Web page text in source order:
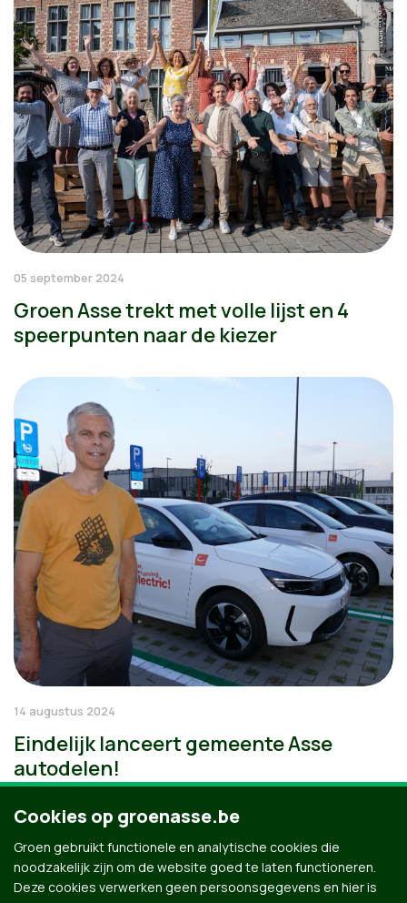
05 september 2024
Groen Asse trekt met volle lijst en 4
speerpunten naar de kiezer
14 augustus 2024
Eindelijk lanceert gemeente Asse
autodelen!
Cookies op groenasse.be
Groen gebruikt functionele en analytische cookies die
noodzakelijk zijn om de website goed te laten functioneren.
Deze cookies verwerken geen persoonsgegevens en hier is